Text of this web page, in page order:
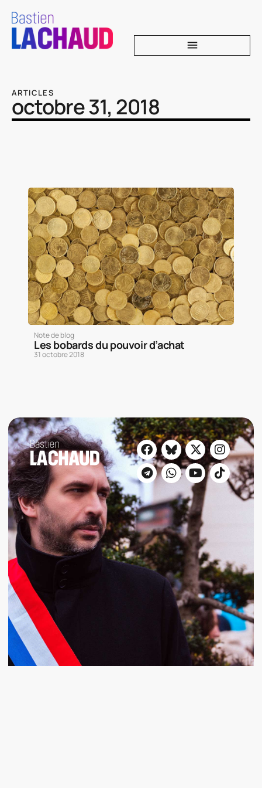
ARTICLES
octobre 31, 2018
Note de blog
Les bobards du pouvoir d’achat
31 octobre 2018